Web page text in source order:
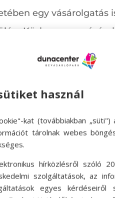
egy vásárolgatás
Közben
mind a lelkünk jó
használ
kat (továbbiakban „süti")
tárolnak webes
hírközlésről szóló
szolgáltatások, az
egyes kérdéseiről